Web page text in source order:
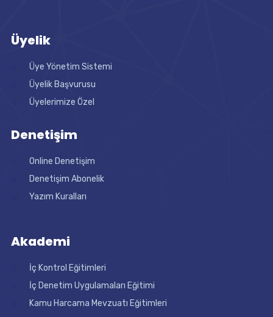
Üyelik
Üye Yönetim Sistemi
Üyelik Başvurusu
Üyelerimize Özel
Denetişim
Online Denetişim
Denetişim Abonelik
Yazım Kuralları
Akademi
İç Kontrol Eğitimleri
İç Denetim Uygulamaları Eğitimi
Kamu Harcama Mevzuatı Eğitimleri